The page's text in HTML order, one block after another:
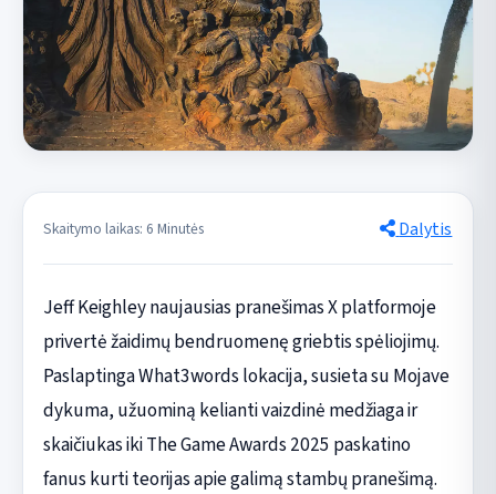
Skaitymo laikas: 6 Minutės Dalytis
Jeff Keighley naujausias pranešimas X platformoje
privertė žaidimų bendruomenę griebtis spėliojimų.
Paslaptinga What3words lokacija, susieta su Mojave
dykuma, užuominą kelianti vaizdinė medžiaga ir
skaičiukas iki The Game Awards 2025 paskatino
fanus kurti teorijas apie galimą stambų pranešimą.